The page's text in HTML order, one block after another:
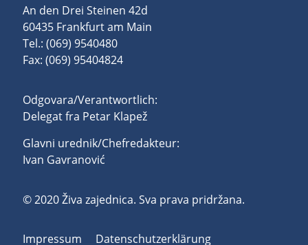
An den Drei Steinen 42d
60435 Frankfurt am Main
Tel.: (069) 9540480
Fax: (069) 95404824
Odgovara/Verantwortlich:
Delegat fra Petar Klapež
Glavni urednik/Chefredakteur:
Ivan Gavranović
© 2020 Živa zajednica. Sva prava pridržana.
Impressum
Datenschutzerklärung